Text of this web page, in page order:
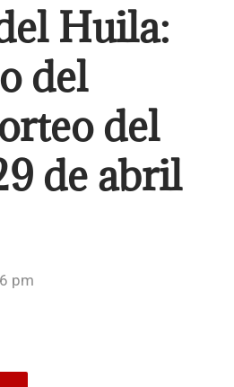
Huila:
del
del
de abril
pm